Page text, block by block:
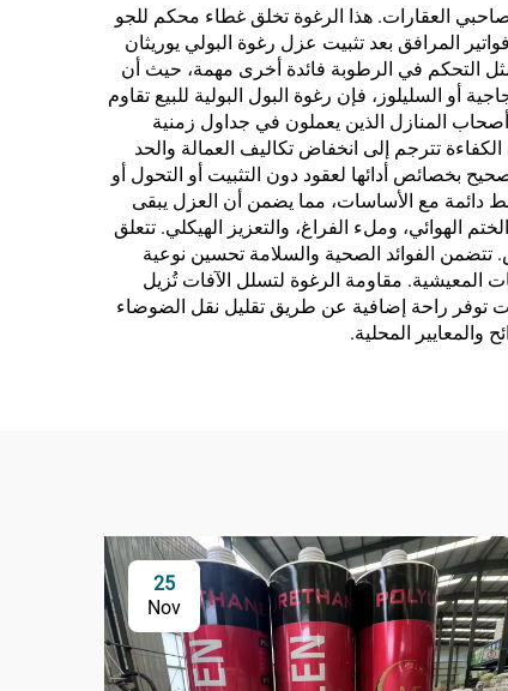
لصاحبي العقارات. هذا الرغوة تخلق غطاء محكم للجو
المرافق بعد تثبيت عزل رغوة البولي يوريثان
التحكم في الرطوبة فائدة أخرى مهمة، حيث أن
أو السليلوز، فإن رغوة البول البولية للبيع تقاوم
المنازل الذين يعملون في جداول زمنية
تترجم إلى انخفاض تكاليف العمالة والحد
بخصائص أدائها لعقود دون التثبيت أو التحول أو
دائمة مع الأساسات، مما يضمن أن العزل يبقى
الهوائي، وملء الفراغ، والتعزيز الهيكلي. تتعلق
تتضمن الفوائد الصحية والسلامة تحسين نوعية
المعيشية. مقاومة الرغوة لتسلل الآفات تُزيل
توفر راحة إضافية عن طريق تقليل نقل الضوضاء
والمعايير المحلية.
25
Nov